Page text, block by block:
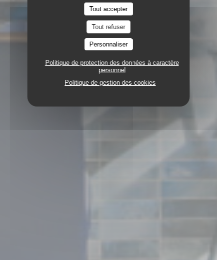
Tout accepter
Tout refuser
Personnaliser
Politique de protection des données à caractère
personnel
Politique de gestion des cookies